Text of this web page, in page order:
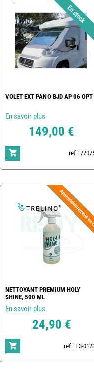
VOLET EXT PANO BJD AP 06 OPT
En savoir plus
149,00 €
ref :
NETTOYANT PREMIUM HOLY
SHINE, 500 ML
En savoir plus
24,90 €
ref : T3-